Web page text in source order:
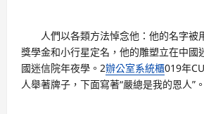
人們以各類方法悼念他：他的名字被
獎學金和小行星定名，他的雕塑立在中國
國迷信院年夜學。2辦公室系統櫃019年
人舉著牌子，下面寫著“嚴總是我的恩人”。